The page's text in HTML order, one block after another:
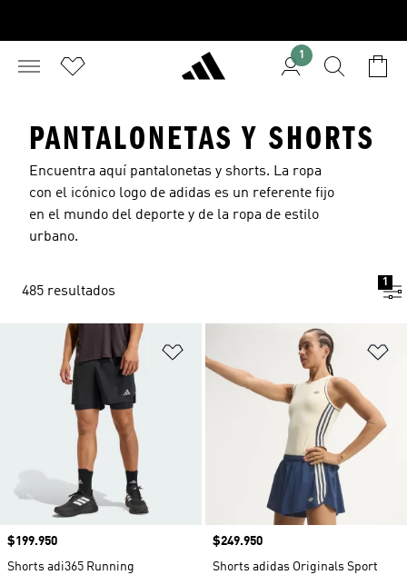
1
PANTALONETAS Y SHORTS
Encuentra aquí pantalonetas y shorts. La ropa
con el icónico logo de adidas es un referente fijo
en el mundo del deporte y de la ropa de estilo
urbano.
485 resultados
1
Añadir a la lista de deseos
Precio
$199.950
Shorts adi365 Running
Precio
$249.950
Shorts adidas Originals Sport